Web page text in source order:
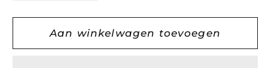
verlagen
voor
SleepStrips
(60
verhogen
voor
SleepStrips
(60
Aan winkelwagen toevoegen